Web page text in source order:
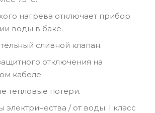
нагрева отключает прибор
воды в баке.
сливной клапан.
отключения на
кабеле.
тепловые потери.
электричества / от воды: I класс